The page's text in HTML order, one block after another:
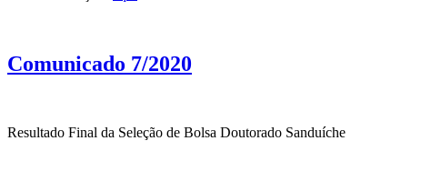
Comunicado 7/2020
Resultado Final da Seleção de Bolsa Doutorado Sanduíche